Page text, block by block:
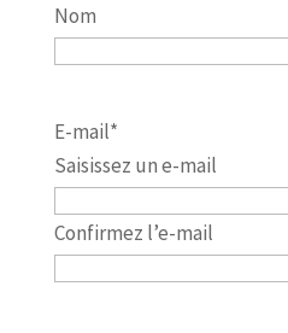
Nom
E-mail*
Saisissez un e-mail
Confirmez l’e-mail